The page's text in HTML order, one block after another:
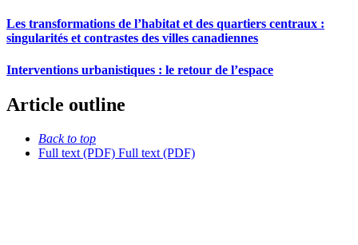
Les transformations de l’habitat et des quartiers centraux :
singularités et contrastes des villes canadiennes
Interventions urbanistiques : le retour de l’espace
Article outline
Back to top
Full text (PDF) Full text (PDF)